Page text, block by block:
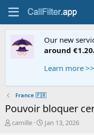
Our new
around
Learn more
France 🇫🇷
Pouvoir bloquer
T
camille
S
Jan 13, 2026